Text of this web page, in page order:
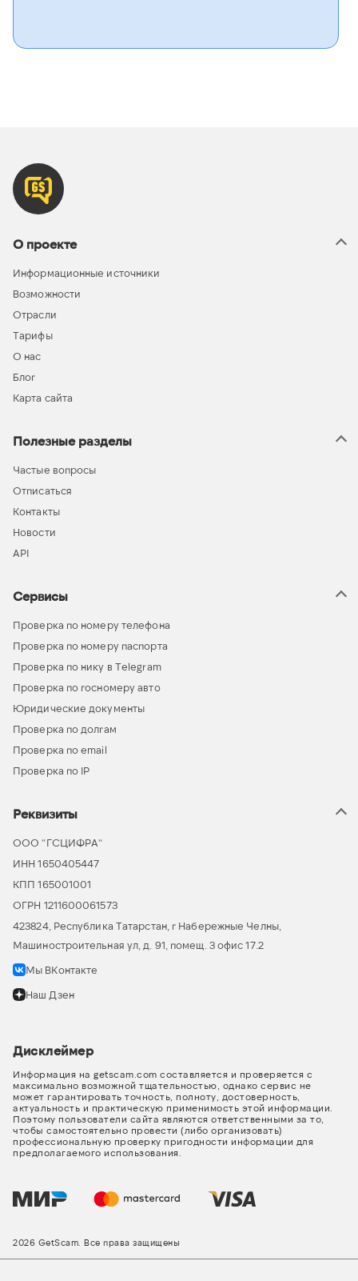
О проекте
Информационные источники
Возможности
Отрасли
Тарифы
О нас
Блог
Карта сайта
Полезные разделы
Частые вопросы
Отписаться
Контакты
Новости
API
Сервисы
Проверка по номеру телефона
Проверка по номеру паспорта
Проверка по нику в Telegram
Проверка по госномеру авто
Юридические документы
Проверка по долгам
Проверка по email
Проверка по IP
Реквизиты
ООО “ГСЦИФРА”
ИНН 1650405447
КПП 165001001
ОГРН 1211600061573
423824, Республика Татарстан, г Набережные Челны,
Машиностроительная ул, д. 91, помещ. 3 офис 17.2
Мы ВКонтакте
Наш Дзен
Дисклеймер
Информация на getscam.com составляется и проверяется с
максимально возможной тщательностью, однако сервис не
может гарантировать точность, полноту, достоверность,
актуальность и практическую применимость этой информации.
Поэтому пользователи сайта являются ответственными за то,
чтобы самостоятельно провести (либо организовать)
профессиональную проверку пригодности информации для
предполагаемого использования.
2026 GetScam. Все права защищены